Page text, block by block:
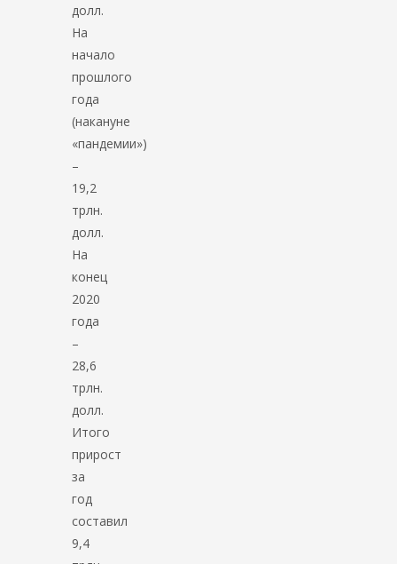
долл.
На
начало
прошлого
года
(накануне
«пандемии»)
–
19,2
трлн.
долл.
На
конец
2020
года
–
28,6
трлн.
долл.
Итого
прирост
за
год
составил
9,4